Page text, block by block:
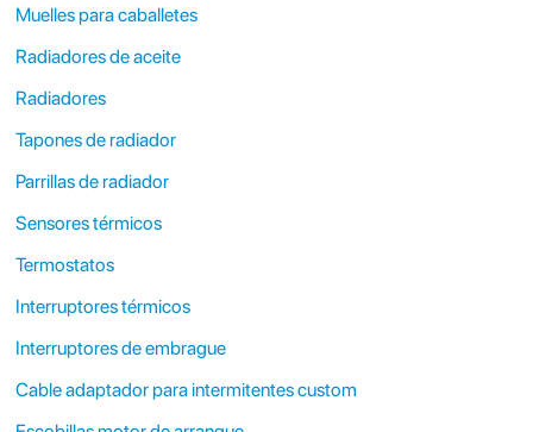
Muelles para caballetes
Radiadores de aceite
Radiadores
Tapones de radiador
Parrillas de radiador
Sensores térmicos
Termostatos
Interruptores térmicos
Interruptores de embrague
Cable adaptador para intermitentes custom